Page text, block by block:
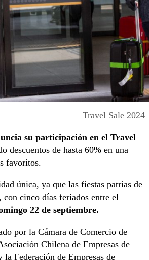
Travel Sale 2024
su participación en el Travel
descuentos de hasta 60% en una
favoritos.
única, ya que las fiestas patrias de
con cinco días feriados entre el
22 de septiembre.
por la Cámara de Comercio de
Chilena de Empresas de
Federación de Empresas de